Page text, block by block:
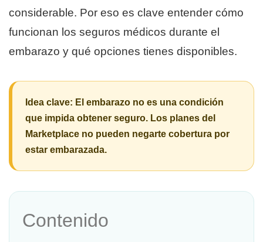
considerable. Por eso es clave entender cómo
funcionan los seguros médicos durante el
embarazo y qué opciones tienes disponibles.
Idea clave: El embarazo no es una condición
que impida obtener seguro. Los planes del
Marketplace no pueden negarte cobertura por
estar embarazada.
Contenido